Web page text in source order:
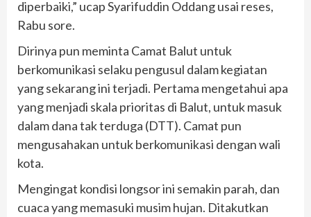
diperbaiki,” ucap Syarifuddin Oddang usai reses,
Rabu sore.
Dirinya pun meminta Camat Balut untuk
berkomunikasi selaku pengusul dalam kegiatan
yang sekarang ini terjadi. Pertama mengetahui apa
yang menjadi skala prioritas di Balut, untuk masuk
dalam dana tak terduga (DTT). Camat pun
mengusahakan untuk berkomunikasi dengan wali
kota.
Mengingat kondisi longsor ini semakin parah, dan
cuaca yang memasuki musim hujan. Ditakutkan